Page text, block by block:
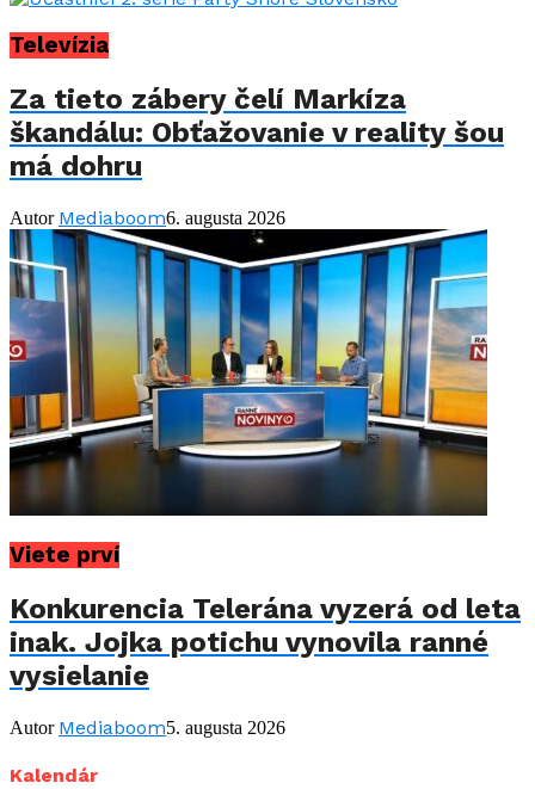
Televízia
Za tieto zábery čelí Markíza
škandálu: Obťažovanie v reality šou
má dohru
Autor Mediaboom6. augusta 2026
Viete prví
Konkurencia Telerána vyzerá od leta
inak. Jojka potichu vynovila ranné
vysielanie
Autor Mediaboom5. augusta 2026
Kalendár